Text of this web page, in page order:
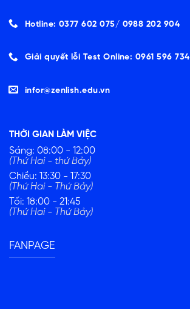
Hotline: 0377 602 075/ ‭0988 202 904‬
Giải quyết lỗi Test Online: 0961 596 734
infor@zenlish.edu.vn
THỜI GIAN LÀM VIỆC
Sáng: 08:00 - 12:00
(Thứ Hai - thứ Bảy)
Chiều: 13:30 - 17:30
(Thứ Hai - Thứ Bảy)
Tối: 18:00 - 21:45
(Thứ Hai - Thứ Bảy)
FANPAGE